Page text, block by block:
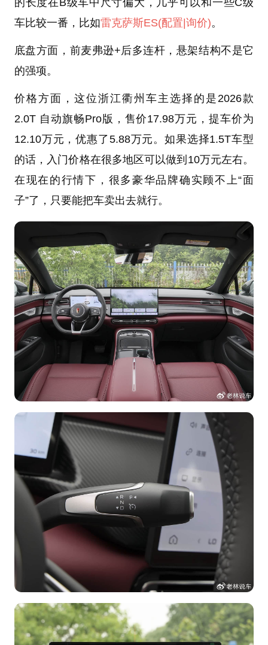
车比较一番，比如雷克萨斯ES(配置|询价)。
底盘方面，前麦弗逊+后多连杆，悬架结构不是它
的强项。
价格方面，这位浙江衢州车主选择的是2026款
2.0T 自动旗畅Pro版，售价17.98万元，提车价为
12.10万元，优惠了5.88万元。如果选择1.5T车型
的话，入门价格在很多地区可以做到10万元左右。
在现在的行情下，很多豪华品牌确实顾不上“面
子”了，只要能把车卖出去就行。